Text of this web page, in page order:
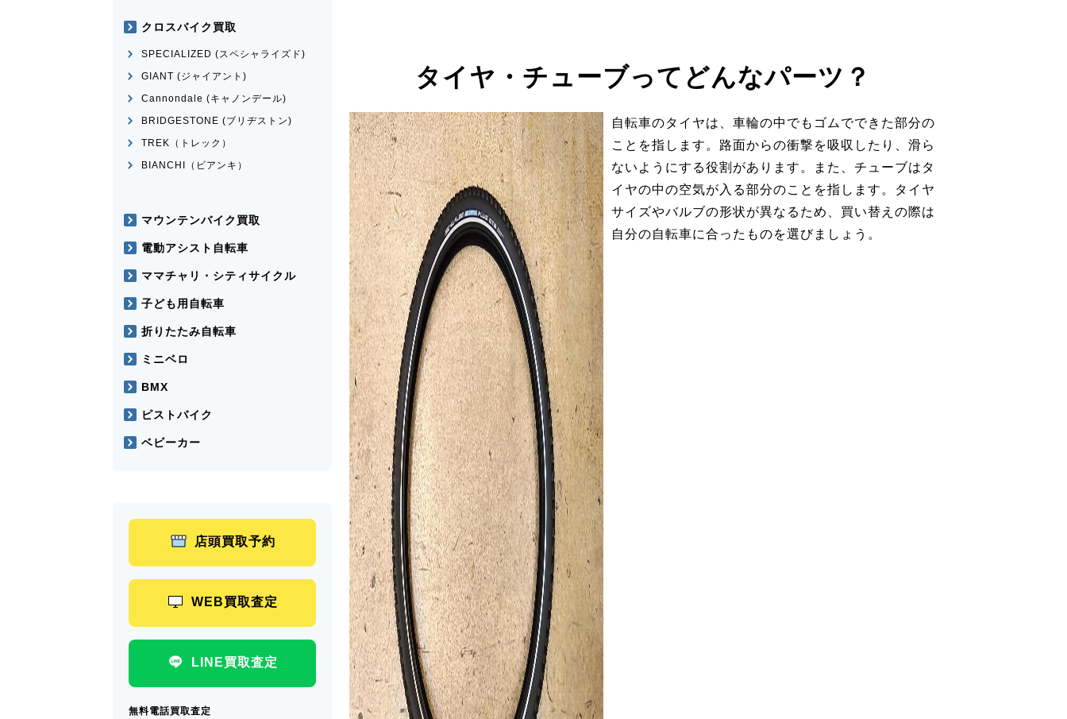
タイヤ・チューブってどんなパーツ？
自転車のタイヤは、車輪の中でもゴムでできた部分の
ことを指します。路面からの衝撃を吸収したり、滑ら
ないようにする役割があります。また、チューブはタ
イヤの中の空気が入る部分のことを指します。タイヤ
サイズやバルブの形状が異なるため、買い替えの際は
自分の自転車に合ったものを選びましょう。
クロスバイク買取
SPECIALIZED (スペシャライズド)
GIANT (ジャイアント)
Cannondale (キャノンデール)
BRIDGESTONE (ブリヂストン)
TREK（トレック）
BIANCHI（ビアンキ）
マウンテンバイク買取
電動アシスト自転車
ママチャリ・シティサイクル
子ども用自転車
折りたたみ自転車
ミニベロ
BMX
ピストバイク
ベビーカー
店頭買取予約
WEB買取査定
LINE買取査定
無料電話買取査定